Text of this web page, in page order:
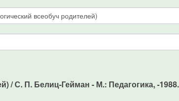
/ С. П. Белиц-Гейман - М.: Педагогика, -